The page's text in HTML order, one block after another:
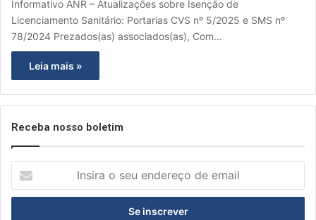
Informativo ANR – Atualizações sobre Isenção de
Licenciamento Sanitário: Portarias CVS nº 5/2025 e SMS nº
78/2024 Prezados(as) associados(as), Com…
Leia mais »
Receba nosso boletim
s